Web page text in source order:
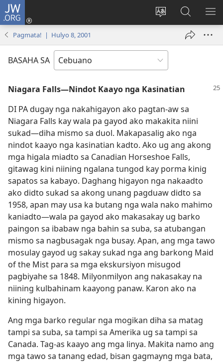
JW.ORG
Ilisi
pinulongan
sa
site
Log
ug
window)
Pangitaa
sa
JW.ORG
Pagmata! | Hulyo 8, 2001
BASAHA SA
Niagara Falls—Nindot Kaayo nga Kasinatian
DI PA dugay nga nakahigayon ako pagtan-aw sa
Niagara Falls kay wala pa gayod ako makakita niini
sukad​—diha mismo sa duol. Makapasalig ako nga
nindot kaayo nga kasinatian kadto. Ako ug ang akong
mga higala miadto sa Canadian Horseshoe Falls,
gitawag kini niining ngalana tungod kay porma kinig
sapatos sa kabayo. Daghang higayon nga nakaadto
ako didto sukad sa akong unang pagduaw didto sa
1958, apan may usa ka butang nga wala nako mahimo
kaniadto​—wala pa gayod ako makasakay ug barko
paingon sa ibabaw nga bahin sa suba, sa atubangan
mismo sa nagbusagak nga busay. Apan, ang mga tawo
mosulay gayod ug sakay sukad nga ang barkong Maid
of the Mist para sa mga ekskursiyon misugod
pagbiyahe sa 1848. Milyonmilyon ang nakasakay na
niining kulbahinam kaayong panaw. Karon ako na
kining higayon.
Ang mga barko regular nga mogikan diha sa matag
tampi sa suba, sa tampi sa Amerika ug sa tampi sa
Canada. Tag-as kaayo ang mga linya. Makita namo ang
mga tawo sa tanang edad, bisan gagmayng mga bata,